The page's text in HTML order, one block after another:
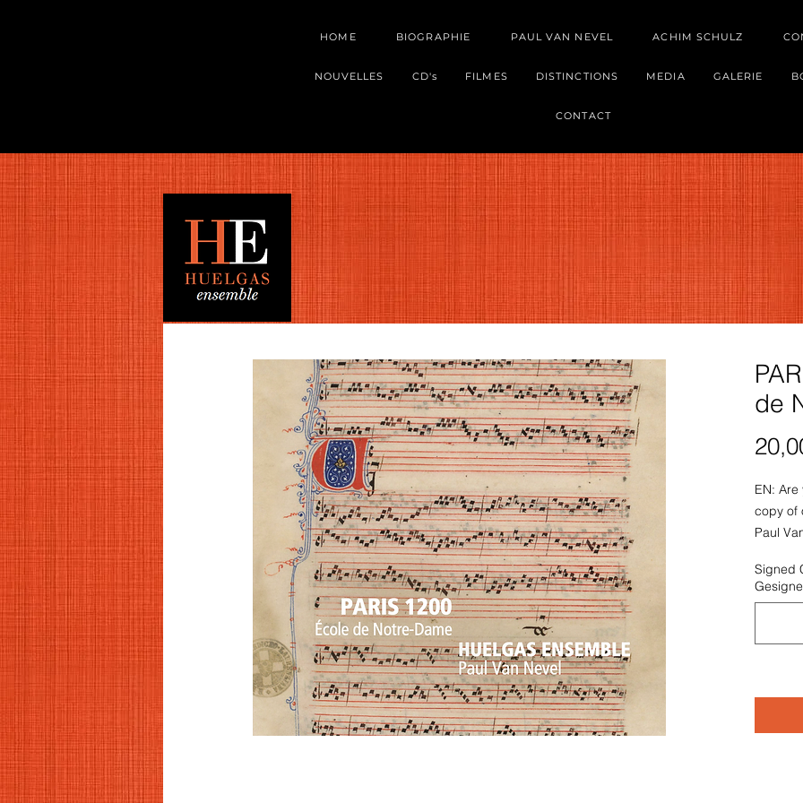
HOME BIOGRAPHIE PAUL VAN NEVEL ACHIM SCHULZ
NOUVELLES CD's FILMES DISTINCTIONS MEDIA GALERIE
CONTACT
de
EN:
copy of
Paul
exclusif
Signed